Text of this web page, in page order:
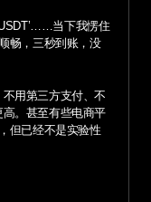
当下我愣住
畅，三秒到账，没
用第三方支付、不
。甚至有些电商平
但已经不是实验性